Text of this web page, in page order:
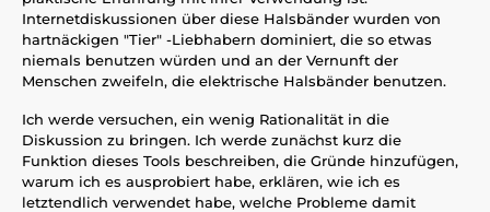
Internetdiskussionen über diese Halsbänder wurden von
hartnäckigen "Tier" -Liebhabern dominiert, die so etwas
niemals benutzen würden und an der Vernunft der
Menschen zweifeln, die elektrische Halsbänder benutzen.
Ich werde versuchen, ein wenig Rationalität in die
Diskussion zu bringen. Ich werde zunächst kurz die
Funktion dieses Tools beschreiben, die Gründe hinzufügen,
warum ich es ausprobiert habe, erklären, wie ich es
letztendlich verwendet habe, welche Probleme damit